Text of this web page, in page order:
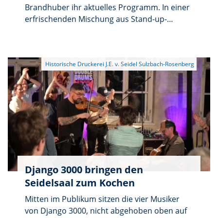
Informationsverbreitung auf Papier gibt, als
das heimische Notebook und der Printer.
Brandhuber ihr aktuelles Programm. In einer
erfrischenden Mischung aus Stand-up-
Ihre Fähigkeit zum Redeschwall im
niederbayerischen Dialekt, der
erstaunlicherweise auch für „Zuagroaste“
recht verständlich bleibt, und ihre Art, aus
den Niederungen des menschlichen Lebens
absurde Geschichten zu generieren, sind
bemerkenswert.
Historische Druckerei J.E. v. Seidel Sulzbach-Rosenberg
Django 3000 bringen den
Seidelsaal zum Kochen
Mitten im Publikum sitzen die vier Musiker
von Django 3000, nicht abgehoben oben auf